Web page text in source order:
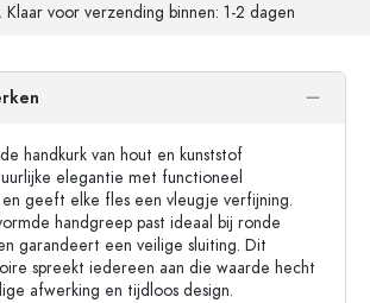
Klaar voor verzending binnen: 1-2 dagen
handkurk van hout en kunststof
elegantie met functioneel
en geeft elke fles een vleugje verfijning.
handgreep past ideaal bij ronde
garandeert een veilige sluiting. Dit
spreekt iedereen aan die waarde hecht
afwerking en tijdloos design.